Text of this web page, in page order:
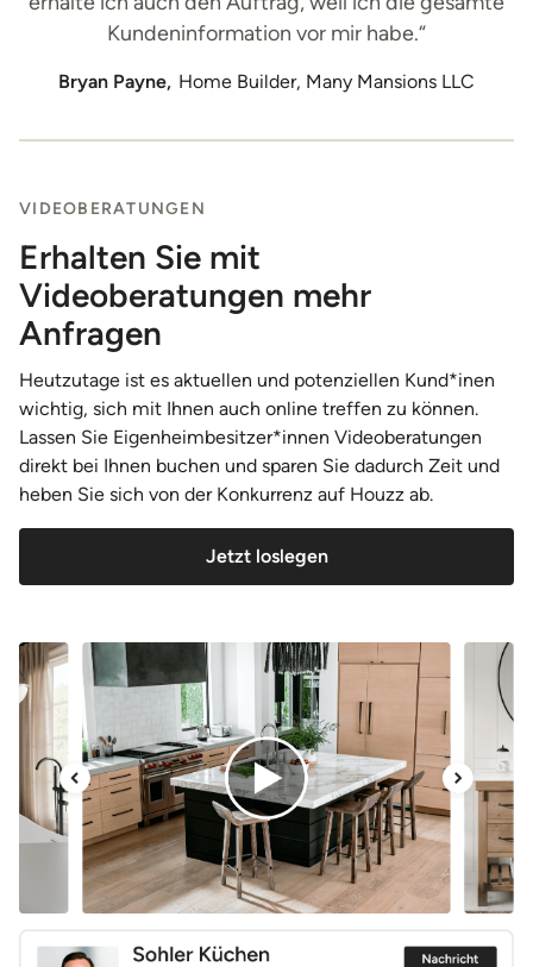
Kundeninformation vor mir habe.“
Bryan Payne, Home Builder, Many Mansions LLC
VIDEOBERATUNGEN
Erhalten Sie mit
Videoberatungen mehr
Anfragen
Heutzutage ist es aktuellen und potenziellen Kund*inen
wichtig, sich mit Ihnen auch online treffen zu können.
Lassen Sie Eigenheimbesitzer*innen Videoberatungen
direkt bei Ihnen buchen und sparen Sie dadurch Zeit und
heben Sie sich von der Konkurrenz auf Houzz ab.
Jetzt loslegen